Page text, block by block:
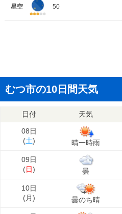
星空 50
むつ市の10日間天気
日付 天気
08日
(土) 晴一時雨
09日
(日) 曇
10日
(月) 曇のち晴